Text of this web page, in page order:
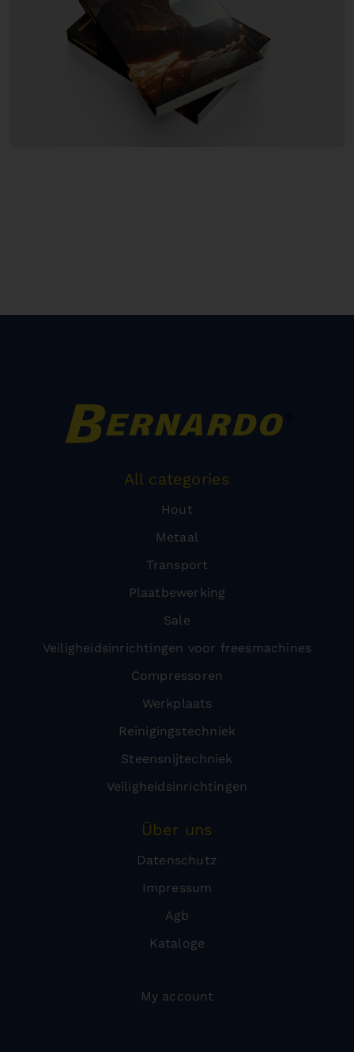
All categories
Hout
Metaal
Transport
Plaatbewerking
Sale
Veiligheidsinrichtingen voor freesmachines
Compressoren
Werkplaats
Reinigingstechniek
Steensnijtechniek
Veiligheidsinrichtingen
Über uns
Datenschutz
Impressum
Agb
Kataloge
My account